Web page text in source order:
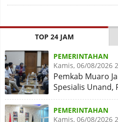
TOP 24 JAM
PEMERINTAHAN
Kamis, 06/08/2026
Pemkab Muaro
Spesialis Unand,
Disiapkan Naik
PEMERINTAHAN
Kamis, 06/08/2026